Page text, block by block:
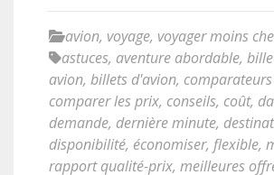
avion, voyage, voyager moins
astuces, aventure abordable,
avion, billets d'avion,
comparer les prix, conseils, coût,
demande, dernière minute,
disponibilité, économiser, flexible,
rapport qualité-prix, meilleures